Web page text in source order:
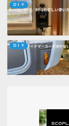
ＤＩＹ
ＤＩＹ